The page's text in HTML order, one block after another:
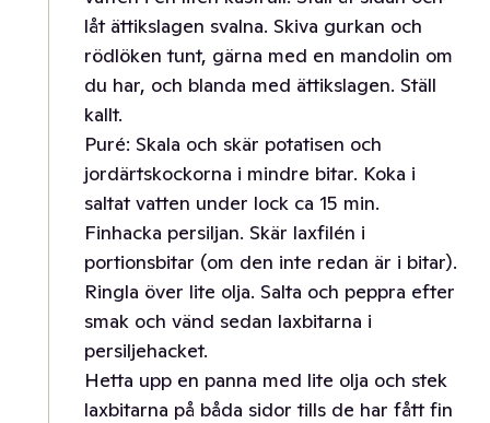
låt ättikslagen svalna. Skiva gurkan och
rödlöken tunt, gärna med en mandolin om
du har, och blanda med ättikslagen. Ställ
kallt.
Puré: Skala och skär potatisen och
jordärtskockorna i mindre bitar. Koka i
saltat vatten under lock ca 15 min.
Finhacka persiljan. Skär laxfilén i
portionsbitar (om den inte redan är i bitar).
Ringla över lite olja. Salta och peppra efter
smak och vänd sedan laxbitarna i
persiljehacket.
Hetta upp en panna med lite olja och stek
laxbitarna på båda sidor tills de har fått fin